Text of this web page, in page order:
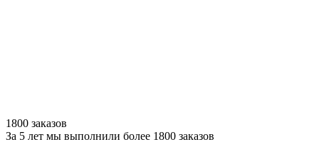
1800 заказов
За 5 лет мы выполнили более 1800 заказов